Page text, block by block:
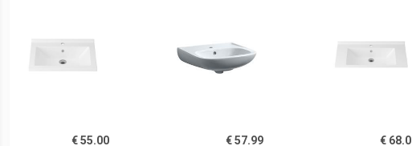
€ 55.00 € 57.99 €